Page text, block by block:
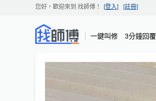
您好，歡迎來到 找師傅 ！ [登入] [註冊]
一鍵叫修 3分鐘回覆